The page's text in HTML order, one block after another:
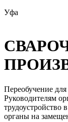
Уфа
Переобучение для
Руководителям
трудоустройство
органы на